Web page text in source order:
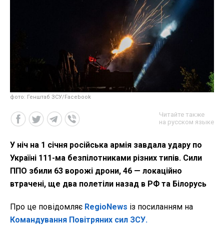
фото: Генштаб ЗСУ/Facebook
Читайте также
на русском языке
У ніч на 1 січня російська армія завдала удару по
Україні 111-ма безпілотниками різних типів. Сили
ППО збили 63 ворожі дрони, 46 — локаційно
втрачені, ще два полетіли назад в РФ та Білорусь
Про це повідомляє RegioNews із посиланням на
Командування Повітряних сил ЗСУ.